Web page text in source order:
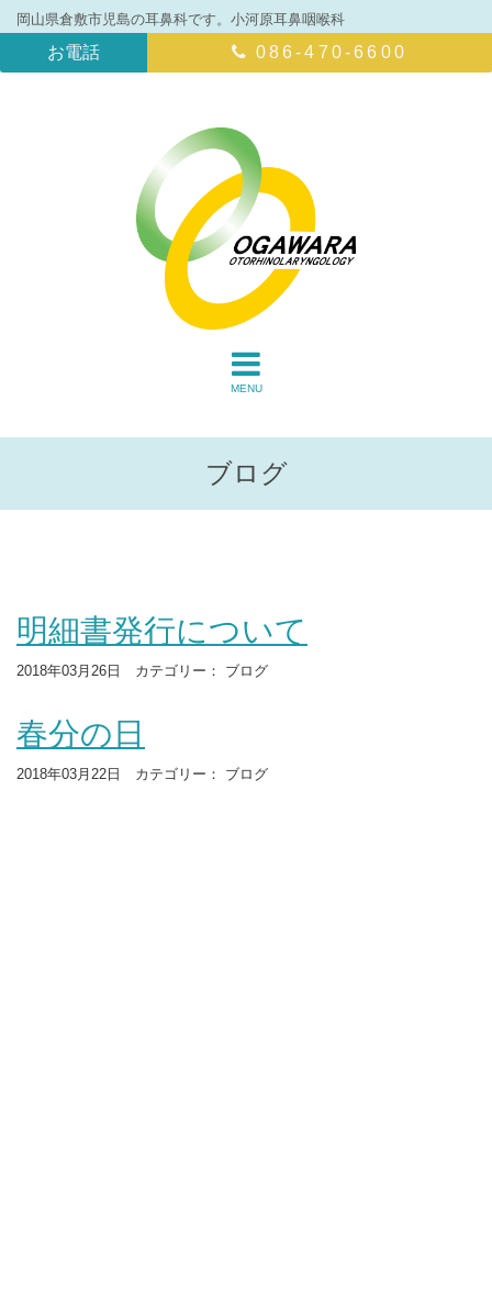
岡山県倉敷市児島の耳鼻科です。小河原耳鼻咽喉科
086-470-6600
お電話
MENU
ブログ
明細書発行について
2018年03月26日 カテゴリー： ブログ
春分の日
2018年03月22日 カテゴリー： ブログ